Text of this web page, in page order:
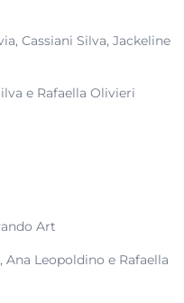
Cassiani Silva, Jackeline
e Rafaella Olivieri
Art
Leopoldino e Rafaella